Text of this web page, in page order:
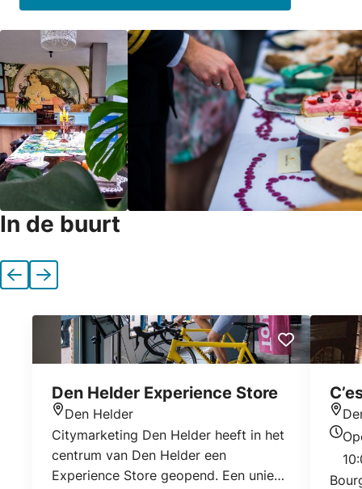
In de buurt
VorigeVolgende
Den Helder Experience Store
Den Helder
Citymarketing Den Helder heeft in het
centrum van Den Helder een
Experience Store geopend. Een uniek